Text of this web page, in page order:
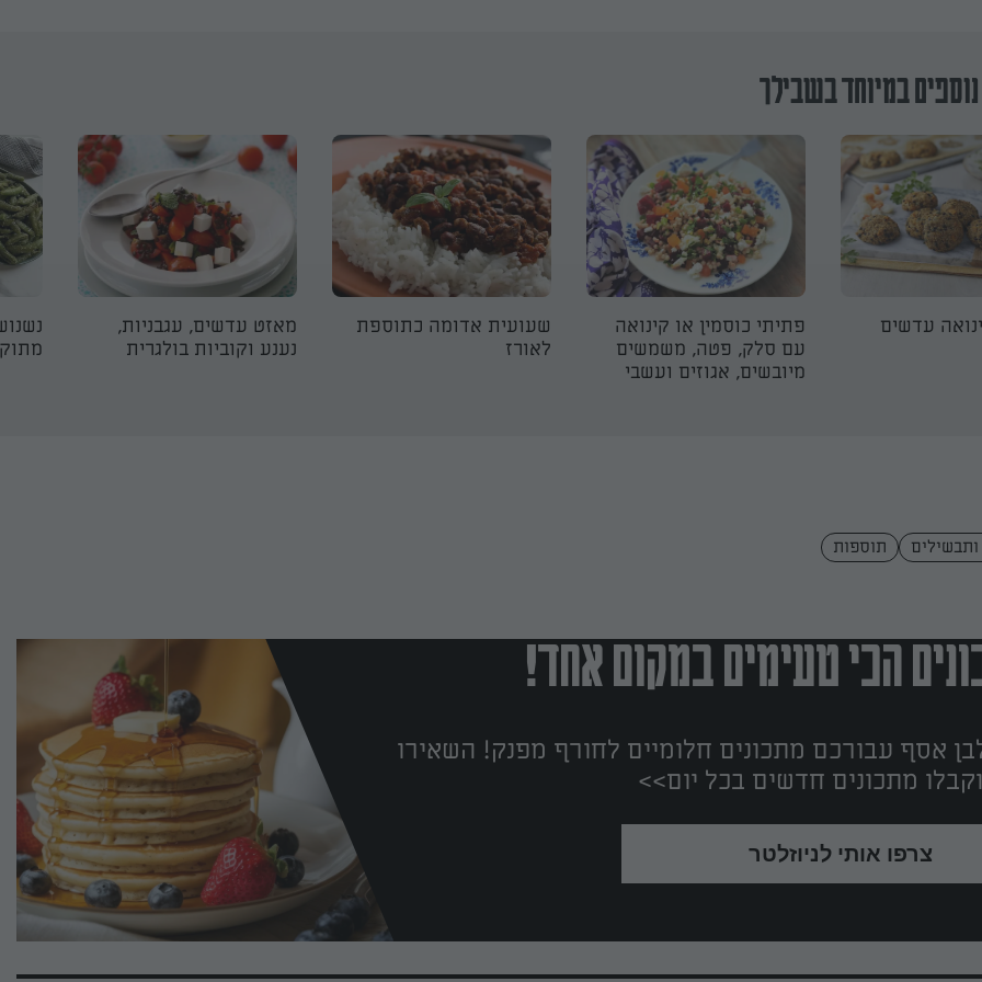
במיוחד בשבילך
עדשים
פתיתי כוסמין או קינואה
עם סלק, פטה, משמשים
מיובשים, אגוזים ועשבי
שעועית אדומה כתוספת
לאורז
מאזט עדשים, עגבניות,
נענע וקוביות בולגרית
ותבשילים תוספות
הכי טעימים במקום אחד!
אסף עבורכם מתכונים חלומיים לחורף מפנק! השאירו
מתכונים חדשים בכל יום>>
צרפו אותי לניוזלטר